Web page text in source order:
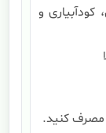
و
مصرف کنید.